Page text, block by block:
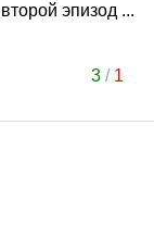
эпизод ...
3/ 1